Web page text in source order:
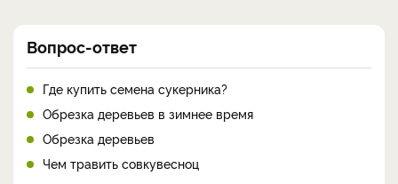
Вопрос-ответ
Где купить семена сукерника?
Обрезка деревьев в зимнее время
Обрезка деревьев
Чем травить совкувесноц